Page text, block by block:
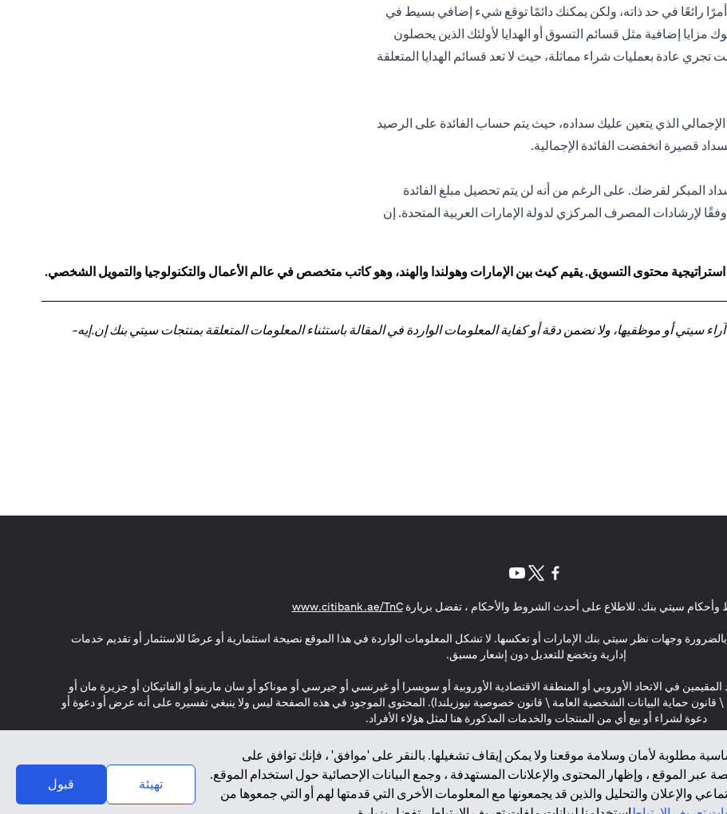
أمرًا رائعًا في حد ذاته، ولكن يمكنك دائمًا توقع شيء إضافي بسيط في
إضافية مثل قسائم التسوق أو الهدايا لأولئك الذين يحصلون
تجري عادة بعمليات شراء مماثلة، حيث لا تعد قسائم الهدايا المتعلقة
الإجمالي الذي يتعين عليك سداده، حيث يتم حساب الفائدة على الرصيد
قصيرة انخفضت الفائدة الإجمالية.
المبكر لقرضك. على الرغم من أنه لن يتم تحصيل مبلغ الفائدة
لإرشادات المصرف المركزي لدولة الإمارات العربية المتحدة. إن
محتوى التسويق. يقيم كيث بين الإمارات وهولندا والهند، وهو كاتب متخصص في عالم الأعمال والتكنولوجيا والتمويل الشخصي.
أو موظفيها، ولا نضمن دقة أو كفاية المعلومات الواردة في المقالة باستثناء المعلومات المتعلقة بمنتجات سيتي بنك إن.إيه-
مطلوبة لأمان وسلامة موقعنا ولا يمكن إيقاف تشغيلها. بالنقر على 'موافق' ، فإنك توافق على
عبر الموقع ، وإظهار المحتوى والإعلانات المستهدفة ، وجمع البيانات الإحصائية حول استخدام الموقع.
والإعلان والتحليل والذين قد يجمعونها مع المعلومات الأخرى التي قدمتها لهم أو التي جمعوها من
تهيئة قبول
سيتي بنك. للاطلاع على أحدث الشروط والأحكام ، تفضل بزيارةwww.citibank.ae/TnC
(opens in a new tab)
بالضرورة وجهات نظر سيتي بنك الإمارات أو تعكسها. لا تشكل المعلومات الواردة في هذا الموقع نصيحة استثمارية أو عرضًا للاستثمار أو تقديم خدمات
إدارية وتخضع للتعديل دون إشعار مسبق.
في الاتحاد الأوروبي أو المنطقة الاقتصادية الأوروبية أو سويسرا أو غيرنسي أو جيرسي أو موناكو أو سان مارينو أو الفاتيكان أو جزيرة مان أو
\ قانون حماية البيانات الشخصية العامة \ قانون خصوصية نيوزيلندا). المحتوى الموجود في هذه الصفحة ليس ولا ينبغي تفسيره على أنه عرض أو دعوة أو
دعوة لشراء أو بيع أي من المنتجات والخدمات المذكورة هنا لمثل هؤلاء الأفراد.
2025 citibank.ae